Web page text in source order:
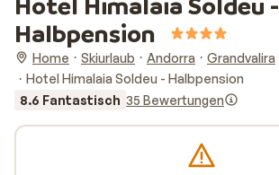
Halbpension
Home Skiurlaub Andorra Grandvalira
Hotel Himalaia Soldeu - Halbpension
8.6 Fantastisch 35 Bewertungen